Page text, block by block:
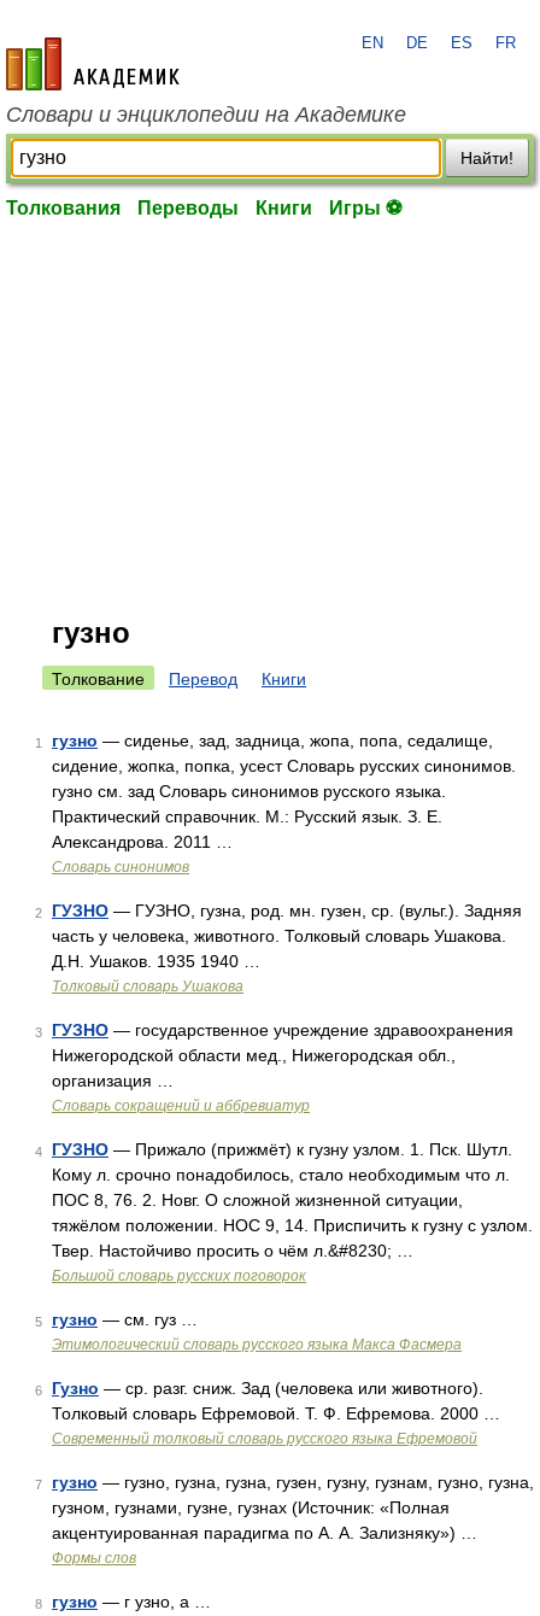
academic.ru
EN DE ES FR
Словари и энциклопедии на Академике
Найти!
Толкования Переводы Книги Игры ⚽
гузно
Толкование Перевод Книги
1 гузно — сиденье, зад, задница, жопа, попа, седалище,
сидение, жопка, попка, усест Словарь русских синонимов.
гузно см. зад Словарь синонимов русского языка.
Практический справочник. М.: Русский язык. З. Е.
Александрова. 2011 …
Словарь синонимов
2 ГУЗНО — ГУЗНО, гузна, род. мн. гузен, ср. (вульг.). Задняя
часть у человека, животного. Толковый словарь Ушакова.
Д.Н. Ушаков. 1935 1940 …
Толковый словарь Ушакова
3 ГУЗНО — государственное учреждение здравоохранения
Нижегородской области мед., Нижегородская обл.,
организация …
Словарь сокращений и аббревиатур
4 ГУЗНО — Прижало (прижмёт) к гузну узлом. 1. Пск. Шутл.
Кому л. срочно понадобилось, стало необходимым что л.
ПОС 8, 76. 2. Новг. О сложной жизненной ситуации,
тяжёлом положении. НОС 9, 14. Приспичить к гузну с узлом.
Твер. Настойчиво просить о чём л.&#8230; …
Большой словарь русских поговорок
5 гузно — см. гуз …
Этимологический словарь русского языка Макса Фасмера
6 Гузно — ср. разг. сниж. Зад (человека или животного).
Толковый словарь Ефремовой. Т. Ф. Ефремова. 2000 …
Современный толковый словарь русского языка Ефремовой
7 гузно — гузно, гузна, гузна, гузен, гузну, гузнам, гузно, гузна,
гузном, гузнами, гузне, гузнах (Источник: «Полная
акцентуированная парадигма по А. А. Зализняку») …
Формы слов
8 гузно — г узно, а …